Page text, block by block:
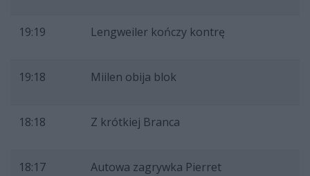
19:19 Lengweiler kończy kontrę
19:18 Miilen obija blok
18:18 Z krótkiej Branca
18:17 Autowa zagrywka Pierret